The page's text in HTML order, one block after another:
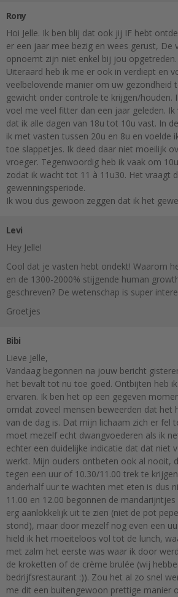
Rony
Hoi Jelle. Ik ben blij dat ook jij IF hebt
er een jaar mee bezig en wees gerust, De
opnoemt zijn niet enkel bij jou opgetreden.
Uiteraard heb ik me er ook in verdiept en
veelbelovende manier om uw gezondheid
gewicht onder controle te krijgen/houden.
voel me veel fitter dan een jaar geleden.
dat ik alle dagen van 18u tot 10u vast. In
ik met vasten tussen 20u en 8u en voelde
toe slappetjes. Ik deed daar niet moeilijk
vroeger. Tegenwoordig heb ik vaak om
zodat ik wacht tot 11 à 11u30. Het vraagt
gewenningsperiode.
Ik wou dus gewoon zeggen dat ik het
Levi
Hey Jelle!
Cool dat je vasten hebt ondekt! Waarom
en de 1300-2000% stijgende human
geschreven? De wetenschap is super
Groetjes
Bibi
Lieve Jelle,
Vandaag begonnen na jouw bericht
het bevalt tot nu toe goed. Ontbijten heb
ervaren. Ik ben het op een gegeven
omdat zoveel mensen beweerden dat het
van de dag is. Dat mijn lichaam zich er fel
moet mezelf echt dwangvoederen als ik
echter een duidelijke indicatie dat dat niet
werkt. Mijn ouders ontbeten ook al nooit,
tegen een uur of 10.30/11.00 trek te
anderhalf uur te wachten met eten is dus
11.00 en 12.00 begonnen de
erg aanlokkelijk uit te zien (niet de pot
stond), maar door mezelf nog even een
hield ik het moeiteloos vol tot de lunch,
met zalm het eerste was waar ik door
de kroketten of de crème brulée (wij
bedrijfsrestaurant :)). Zou het al zo snel
me dit een buitengewoon prettige manier